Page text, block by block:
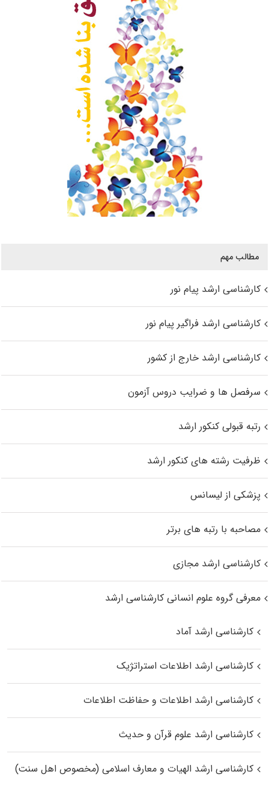
مطالب مهم
کارشناسی ارشد پیام نور
کارشناسی ارشد فراگیر پیام نور
کارشناسی ارشد خارج از کشور
سرفصل ها و ضرایب دروس آزمون
رتبه قبولی کنکور ارشد
ظرفیت رشته های کنکور ارشد
پزشکی از لیسانس
مصاحبه با رتبه های برتر
کارشناسی ارشد مجازی
معرفی گروه علوم انسانی کارشناسی ارشد
کارشناسی ارشد آماد
کارشناسی ارشد اطلاعات استراتژیک
کارشناسی ارشد اطلاعات و حفاظت اطلاعات
کارشناسی ارشد علوم قرآن و حدیث
کارشناسی ارشد الهیات و معارف اسلامی (مخصوص اهل سنت)